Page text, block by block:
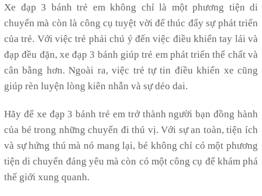
Xe đạp 3 bánh trẻ em không chỉ là một phương tiện di
chuyển mà còn là công cụ tuyệt vời để thúc đẩy sự phát triển
của trẻ. Với việc trẻ phải chú ý đến việc điều khiển tay lái và
đạp đều đặn, xe đạp 3 bánh giúp trẻ em phát triển thể chất và
cân bằng hơn. Ngoài ra, việc trẻ tự tin điều khiển xe cũng
giúp rèn luyện lòng kiên nhẫn và sự dẻo dai.
Hãy để xe đạp 3 bánh trẻ em trở thành người bạn đồng hành
của bé trong những chuyến đi thú vị. Với sự an toàn, tiện ích
và sự hứng thú mà nó mang lại, bé không chỉ có một phương
tiện di chuyển đáng yêu mà còn có một công cụ để khám phá
thế giới xung quanh.